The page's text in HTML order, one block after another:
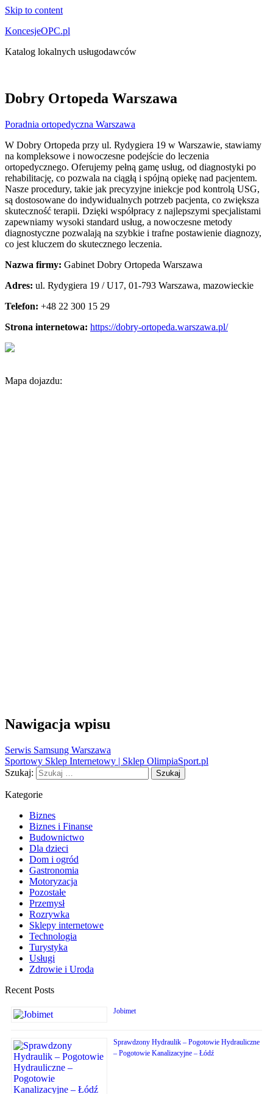
Skip to content
KoncesjeOPC.pl
Katalog lokalnych usługodawców
Dobry Ortopeda Warszawa
Poradnia ortopedyczna Warszawa
W Dobry Ortopeda przy ul. Rydygiera 19 w Warszawie, stawiamy
na kompleksowe i nowoczesne podejście do leczenia
ortopedycznego. Oferujemy pełną gamę usług, od diagnostyki po
rehabilitację, co pozwala na ciągłą i spójną opiekę nad pacjentem.
Nasze procedury, takie jak precyzyjne iniekcje pod kontrolą USG,
są dostosowane do indywidualnych potrzeb pacjenta, co zwiększa
skuteczność terapii. Dzięki współpracy z najlepszymi specjalistami
zapewniamy wysoki standard usług, a nowoczesne metody
diagnostyczne pozwalają na szybkie i trafne postawienie diagnozy,
co jest kluczem do skutecznego leczenia.
Nazwa firmy: Gabinet Dobry Ortopeda Warszawa
Adres: ul. Rydygiera 19 / U17, 01-793 Warszawa, mazowieckie
Telefon: +48 22 300 15 29
Strona internetowa: https://dobry-ortopeda.warszawa.pl/
Mapa dojazdu:
Nawigacja wpisu
Serwis Samsung Warszawa
Sportowy Sklep Internetowy | Sklep OlimpiaSport.pl
Szukaj:
Kategorie
Biznes
Biznes i Finanse
Budownictwo
Dla dzieci
Dom i ogród
Gastronomia
Motoryzacja
Pozostałe
Przemysł
Rozrywka
Sklepy internetowe
Technologia
Turystyka
Usługi
Zdrowie i Uroda
Recent Posts
Jobimet
Sprawdzony Hydraulik – Pogotowie Hydrauliczne
– Pogotowie Kanalizacyjne – Łódź